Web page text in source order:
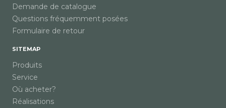
Demande de catalogue
Questions fréquemment posées
Formulaire de retour
SITEMAP
Produits
Service
Où acheter?
Réalisations